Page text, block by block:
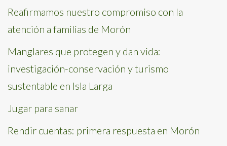
Reafirmamos nuestro compromiso con la
atención a familias de Morón
Manglares que protegen y dan vida:
investigación-conservación y turismo
sustentable en Isla Larga
Jugar para sanar
Rendir cuentas: primera respuesta en Morón